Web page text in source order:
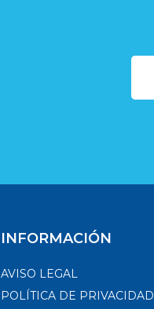
INFORMACIÓN
AVISO LEGAL
POLÍTICA DE PRIVACIDAD